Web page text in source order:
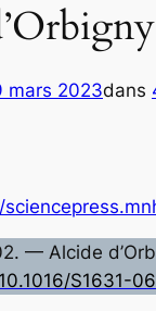
mars 2023dans
— Alcide
S1631-